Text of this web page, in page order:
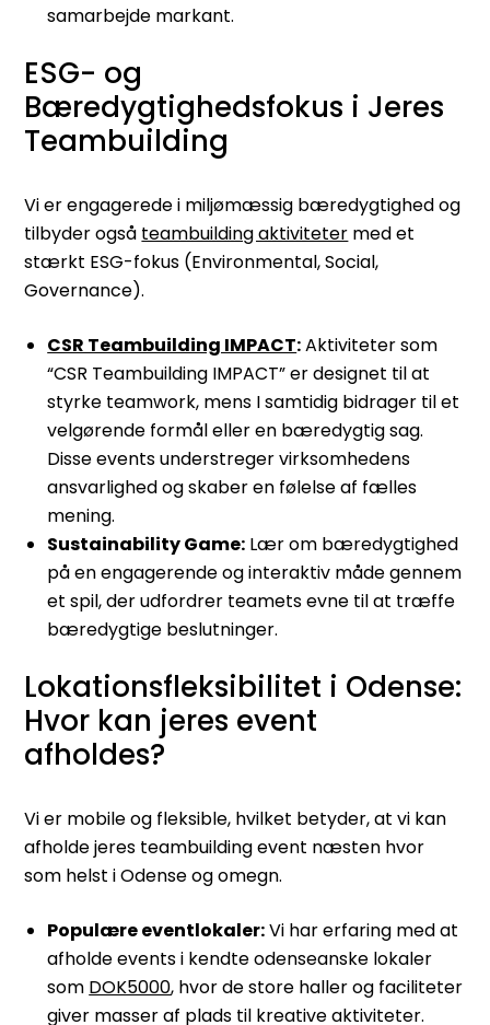
samarbejde markant.
ESG- og
Bæredygtighedsfokus i Jeres
Teambuilding
Vi er engagerede i miljømæssig bæredygtighed og
tilbyder også teambuilding aktiviteter med et
stærkt ESG-fokus (Environmental, Social,
Governance).
CSR Teambuilding IMPACT:Aktiviteter som
“CSR Teambuilding IMPACT” er designet til at
styrke teamwork, mens I samtidig bidrager til et
velgørende formål eller en bæredygtig sag.
Disse events understreger virksomhedens
ansvarlighed og skaber en følelse af fælles
mening.
Sustainability Game: Lær om bæredygtighed
på en engagerende og interaktiv måde gennem
et spil, der udfordrer teamets evne til at træffe
bæredygtige beslutninger.
Lokationsfleksibilitet i Odense:
Hvor kan jeres event
afholdes?
Vi er mobile og fleksible, hvilket betyder, at vi kan
afholde jeres teambuilding event næsten hvor
som helst i Odense og omegn.
Populære eventlokaler:Vi har erfaring med at
afholde events i kendte odenseanske lokaler
som DOK5000, hvor de store haller og faciliteter
giver masser af plads til kreative aktiviteter.